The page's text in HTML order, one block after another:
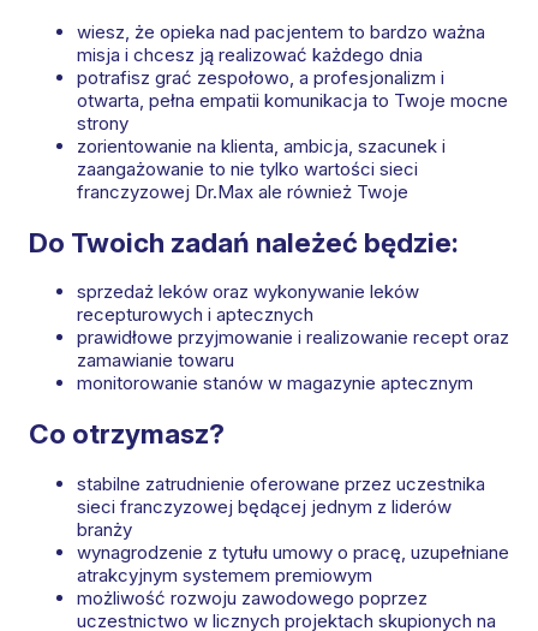
wiesz, że opieka nad pacjentem to bardzo ważna
misja i chcesz ją realizować każdego dnia
potrafisz grać zespołowo, a profesjonalizm i
otwarta, pełna empatii komunikacja to Twoje mocne
strony
zorientowanie na klienta, ambicja, szacunek i
zaangażowanie to nie tylko wartości sieci
franczyzowej Dr.Max ale również Twoje
Do Twoich zadań należeć będzie:
sprzedaż leków oraz wykonywanie leków
recepturowych i aptecznych
prawidłowe przyjmowanie i realizowanie recept oraz
zamawianie towaru
monitorowanie stanów w magazynie aptecznym
Co otrzymasz?
stabilne zatrudnienie oferowane przez uczestnika
sieci franczyzowej będącej jednym z liderów
branży
wynagrodzenie z tytułu umowy o pracę, uzupełniane
atrakcyjnym systemem premiowym
możliwość rozwoju zawodowego poprzez
uczestnictwo w licznych projektach skupionych na